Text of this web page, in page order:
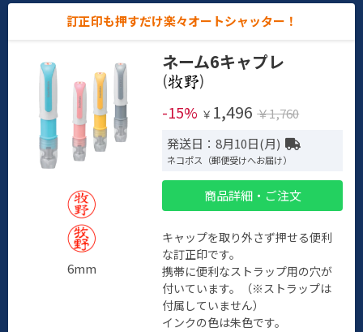
訂正印も押すだけ楽々オートシャッター！
6mm
ネーム6キャプレ
(
)
-15% ￥ 1,496 ￥1,760
発送日：8月10日(月)
ネコポス（郵便受けへお届け）
商品詳細・ご注文
キャップを取り外さず押せる便利
な訂正印です。
携帯に便利なストラップ用の穴が
付いています。（※ストラップは
付属していません）
インクの色は朱色です。